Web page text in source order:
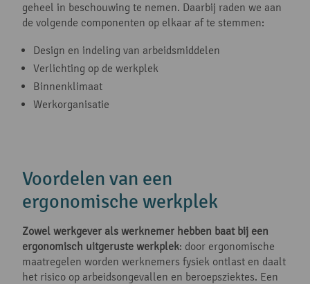
geheel in beschouwing te nemen. Daarbij raden we aan
de volgende componenten op elkaar af te stemmen:
Design en indeling van arbeidsmiddelen
Verlichting op de werkplek
Binnenklimaat
Werkorganisatie
Voordelen van een
ergonomische werkplek
Zowel werkgever als werknemer hebben baat bij een
ergonomisch uitgeruste werkplek: door ergonomische
maatregelen worden werknemers fysiek ontlast en daalt
het risico op arbeidsongevallen en beroepsziektes. Een